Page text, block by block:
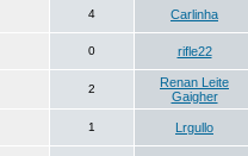
4 Carlinha
0 rifle22
2
Renan Leite
Gaigher
1 Lrgullo